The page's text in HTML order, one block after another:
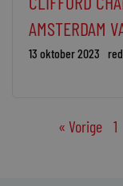
AMSTERDAM
13 oktober 2023
« Vorige 1